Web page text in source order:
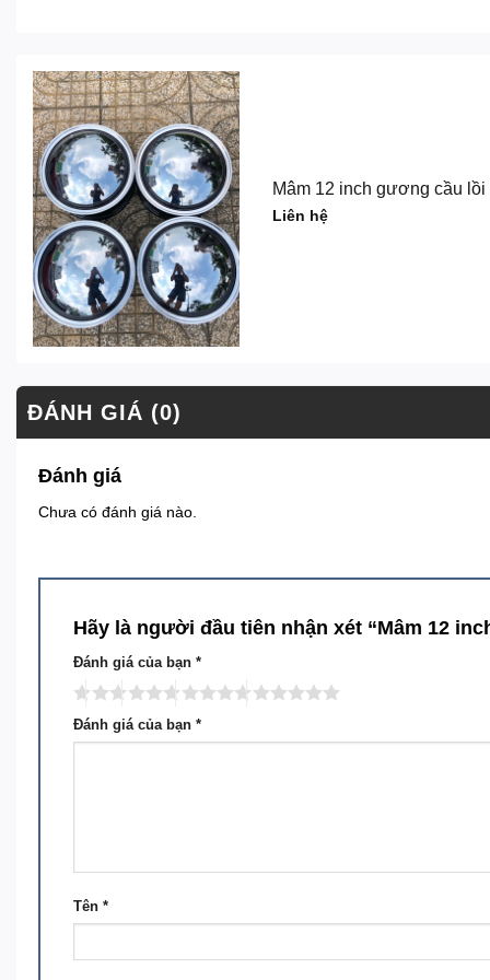
Mâm 12 inch gương cầu
Liên hệ
ĐÁNH GIÁ (0)
Đánh giá
Chưa có đánh giá nào.
Hãy là người đầu tiên nhận xét “Mâm 12
Đánh giá của bạn *
Đánh giá của bạn *
Tên *